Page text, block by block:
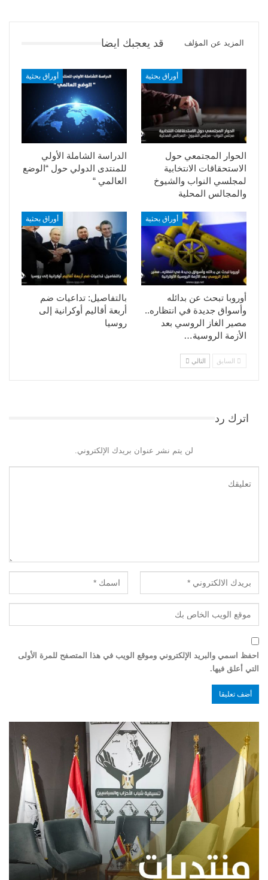
قد يعجبك ايضا المزيد عن المؤلف
أوراق بحثية
الدراسة الشاملة الأولي
للمنتدى الدولي حول “الوضع
العالمي “
أوراق بحثية
الحوار المجتمعي حول
الاستحقاقات الانتخابية
لمجلسي النواب والشيوخ
والمجالس المحلية
أوراق بحثية
بالتفاصيل: تداعيات ضم
أربعة أقاليم أوكرانية إلى
روسيا
أوراق بحثية
أوروبا تبحث عن بدائله
وأسواق جديدة في انتظاره..
مصير الغاز الروسي بعد
الأزمة الروسية…
السابق التالي
اترك رد
لن يتم نشر عنوان بريدك الإلكتروني.
احفظ اسمي والبريد الإلكتروني وموقع الويب في هذا المتصفح للمرة الأولى
التي أعلق فيها.